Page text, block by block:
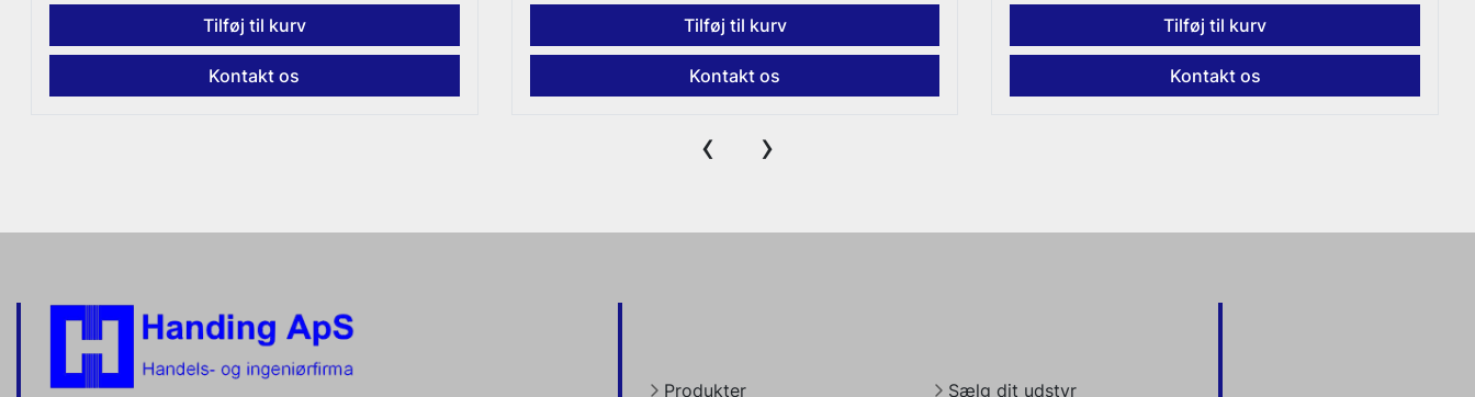
Tilføj til kurv
Kontakt os
Tilføj til kurv
Kontakt os
Tilføj til kurv
Kontakt os
‹ ›
Produkter Sælg dit udstyr